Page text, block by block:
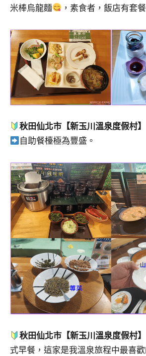
米棒烏龍麵
，素食者，飯店有套餐
秋田仙北市【新玉川溫泉度假村
自助餐檯極為豐盛。
秋田仙北市【新玉川溫泉度假村】
式早餐，這家是我溫泉旅程中最喜